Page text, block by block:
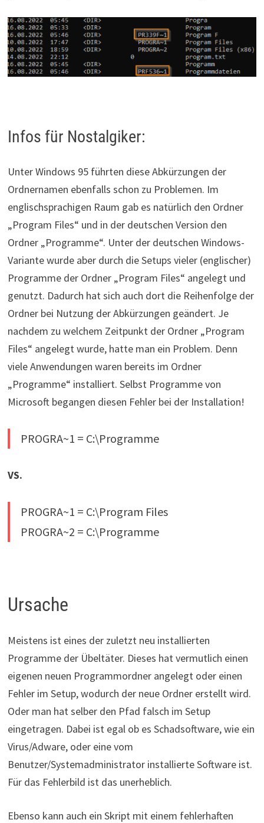
Infos für Nostalgiker:
Unter Windows 95 führten diese Abkürzungen der
Ordnernamen ebenfalls schon zu Problemen. Im
englischsprachigen Raum gab es natürlich den Ordner
„Program Files“ und in der deutschen Version den
Ordner „Programme“. Unter der deutschen Windows-
Variante wurde aber durch die Setups vieler (englischer)
Programme der Ordner „Program Files“ angelegt und
genutzt. Dadurch hat sich auch dort die Reihenfolge der
Ordner bei Nutzung der Abkürzungen geändert. Je
nachdem zu welchem Zeitpunkt der Ordner „Program
Files“ angelegt wurde, hatte man ein Problem. Denn
viele Anwendungen waren bereits im Ordner
„Programme“ installiert. Selbst Programme von
Microsoft begangen diesen Fehler bei der Installation!
PROGRA~1 = C:\Programme
VS.
PROGRA~1 = C:\Program Files
PROGRA~2 = C:\Programme
Ursache
Meistens ist eines der zuletzt neu installierten
Programme der Übeltäter. Dieses hat vermutlich einen
eigenen neuen Programmordner angelegt oder einen
Fehler im Setup, wodurch der neue Ordner erstellt wird.
Oder man hat selber den Pfad falsch im Setup
eingetragen. Dabei ist egal ob es Schadsoftware, wie ein
Virus/Adware, oder eine vom
Benutzer/Systemadministrator installierte Software ist.
Für das Fehlerbild ist das unerheblich.
Ebenso kann auch ein Skript mit einem fehlerhaften